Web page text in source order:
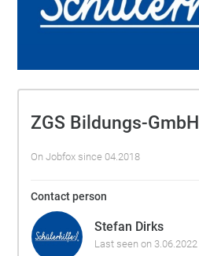
ZGS Bildungs-GmbH
On Jobfox since 04.2018
Contact person
Stefan Dirks
Last seen on 3.06.2022